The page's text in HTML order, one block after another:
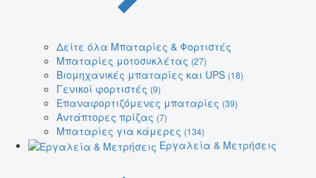
Δείτε όλα Μπαταρίες & Φορτιστές
Μπαταρίες μοτοσυκλέτας (27)
Βιομηχανικές μπαταρίες και UPS (18)
Γενικοί φορτιστές (9)
Επαναφορτιζόμενες μπαταρίες (39)
Αντάπτορες πρίζας (7)
Μπαταρίες για κάμερες (134)
Εργαλεία & Μετρήσεις